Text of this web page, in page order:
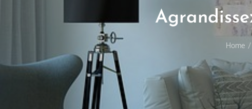
Home